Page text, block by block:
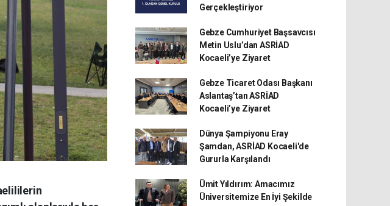
Gerçekleştiriyor
Gebze Cumhuriyet Başsavcısı
Metin Uslu’dan ASRİAD
Kocaeli’ye Ziyaret
Gebze Ticaret Odası Başkanı
Aslantaş’tan ASRİAD
Kocaeli’ye Ziyaret
Dünya Şampiyonu Eray
Şamdan, ASRİAD Kocaeli'de
Gururla Karşılandı
Ümit Yıldırım: Amacımız
Üniversitemize En İyi Şekilde